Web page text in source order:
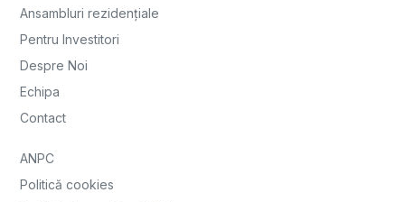
Ansambluri rezidențiale
Pentru Investitori
Despre Noi
Echipa
Contact
ANPC
Politică cookies